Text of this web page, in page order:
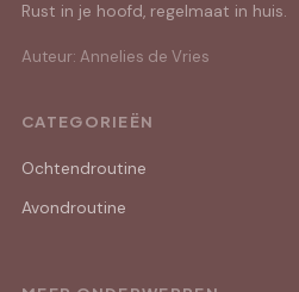
Rust in je hoofd, regelmaat in huis.
Auteur: Annelies de Vries
CATEGORIEËN
Ochtendroutine
Avondroutine